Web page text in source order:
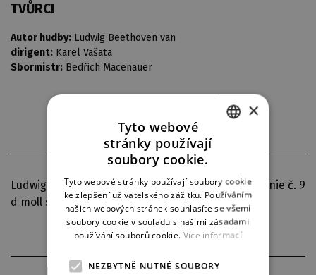
TVŮRCI
Autor hudby: Ludwig Beethoven van
dirigent: Karel Vašata
Sbormistr: Bedřich Macenauer
Ludwig van Beethoven: Symfonie č. 1 C dur, Symfonie č. 9
d moll s "Ódou na radost".
GERMAN
×
Tyto webové
stránky používají
soubory cookie.
Tyto webové stránky používají soubory cookie
ke zlepšení uživatelského zážitku. Používáním
našich webových stránek souhlasíte se všemi
soubory cookie v souladu s našimi zásadami
používání souborů cookie. Více informací
NEZBYTNĚ NUTNÉ SOUBORY